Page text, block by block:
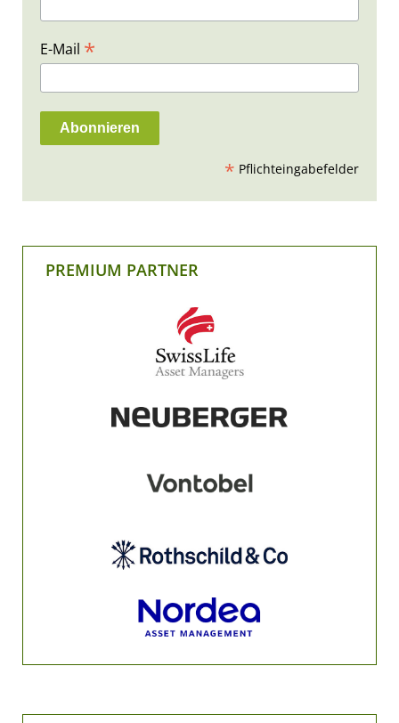
E-Mail *
* Pflichteingabefelder
PREMIUM PARTNER